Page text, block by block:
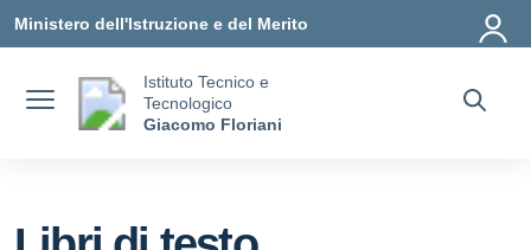
Ministero dell'Istruzione e del Merito
Istituto Tecnico e
Tecnologico
Giacomo Floriani